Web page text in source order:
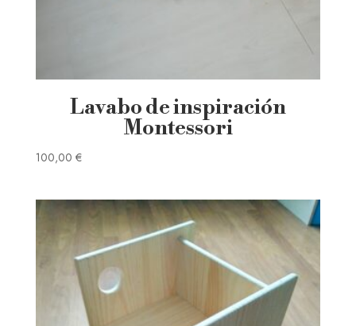
Lavabo de inspiración
Montessori
100,00 €